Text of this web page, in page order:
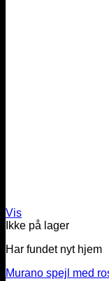
Vis
Ikke på lager
Har fundet nyt hjem
Murano spejl med